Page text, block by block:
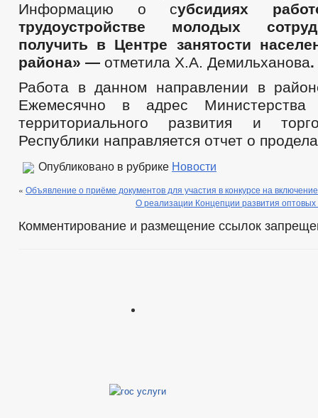
Информацию о субсидиях
трудоустройстве молодых
получить в Центре занятости
района» — отметила Х.А. Демильханова.
Работа в данном направлении в
Ежемесячно в адрес Министерства
территориального развития и
Республики направляется отчет о
Опубликовано в рубрике Новости
« Объявление о приёме документов для участия в конкурсе на
О реализации Концепции развития
Комментирование и размещение ссылок